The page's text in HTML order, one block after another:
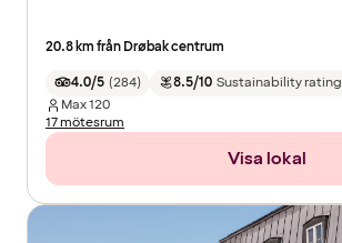
20.8 km från Drøbak centrum
4.0/5 (284) 8.5/10 Sustainability rating
Max120
17 mötesrum
Visa lokal